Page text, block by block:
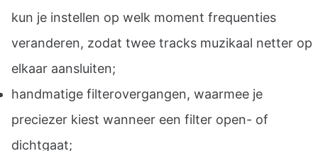
kun je instellen op welk moment frequenties
veranderen, zodat twee tracks muzikaal netter op
elkaar aansluiten;
handmatige filterovergangen, waarmee je
preciezer kiest wanneer een filter open- of
dichtgaat;